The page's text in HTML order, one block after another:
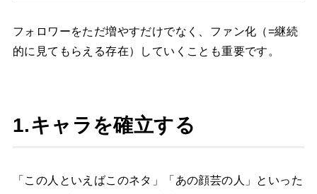
フォロワーをただ増やすだけでなく、ファン化（=継続
的に見てもらえる存在）していくことも重要です。
1.キャラを確立する
「この人といえばこのネタ」「あの顔芸の人」といった